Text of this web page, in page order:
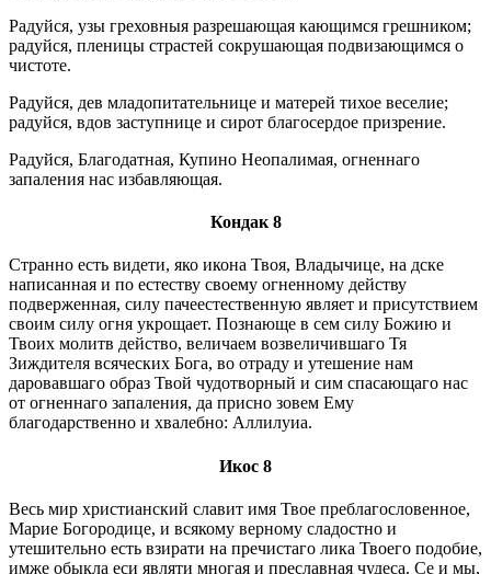
Радуйся, узы греховныя разрешающая кающимся грешником;
радуйся, пленицы страстей сокрушающая подвизающимся о
чистоте.
Радуйся, дев младопитательнице и матерей тихое веселие;
радуйся, вдов заступнице и сирот благосердое призрение.
Радуйся, Благодатная, Купино Неопалимая, огненнаго
запаления нас избавляющая.
Кондак 8
Странно есть видети, яко икона Твоя, Владычице, на дске
написанная и по естеству своему огненному действу
подверженная, силу пачеестественную являет и присутствием
своим силу огня укрощает. Познающе в сем силу Божию и
Твоих молитв действо, величаем возвеличившаго Тя
Зиждителя всяческих Бога, во отраду и утешение нам
даровавшаго образ Твой чудотворный и сим спасающаго нас
от огненнаго запаления, да присно зовем Ему
благодарственно и хвалебно: Аллилуиа.
Икос 8
Весь мир христианский славит имя Твое преблагословенное,
Марие Богородице, и всякому верному сладостно и
утешительно есть взирати на пречистаго лика Твоего подобие,
имже обыкла еси являти многая и преславная чудеса. Се и мы,